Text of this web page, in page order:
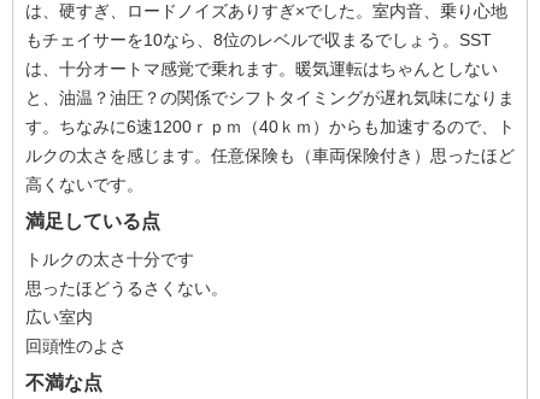
は、硬すぎ、ロードノイズありすぎ×でした。室内音、乗り心地
もチェイサーを10なら、8位のレベルで収まるでしょう。SST
は、十分オートマ感覚で乗れます。暖気運転はちゃんとしない
と、油温？油圧？の関係でシフトタイミングが遅れ気味になりま
す。ちなみに6速1200ｒｐｍ（40ｋｍ）からも加速するので、ト
ルクの太さを感じます。任意保険も（車両保険付き）思ったほど
高くないです。
満足している点
トルクの太さ十分です
思ったほどうるさくない。
広い室内
回頭性のよさ
不満な点